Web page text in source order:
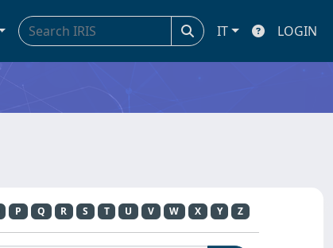
IT LOGIN
P Q R S T U V W X Y Z